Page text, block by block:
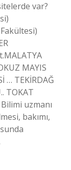
var?
MAYIS
… TEKİRDAĞ
TOKAT
uzmanı
bakımı,